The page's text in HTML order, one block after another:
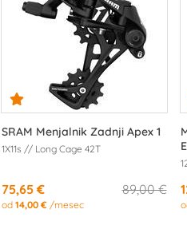
SRAM Menjalnik Zadnji Apex 1
1X11s // Long Cage 42T
89,00 €
75,65 €
od14,00 € /mesec